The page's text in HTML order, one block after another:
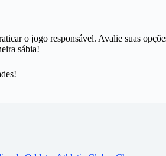
o jogo responsável. Avalie suas
sábia!